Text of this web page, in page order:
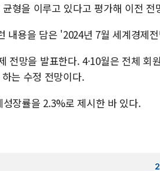
형을 이루고 있다고 평가해 이전
내용을 담은 '2024년 7월 세계경제
전망을 발표한다. 4·10월은 전체 회
는 수정 전망이다.
장률을 2.3%로 제시한 바 있다.